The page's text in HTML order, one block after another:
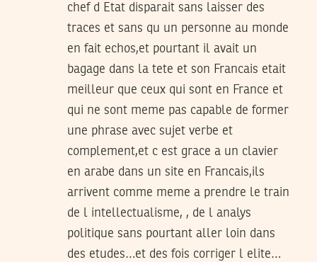
chef d Etat disparait sans laisser des
traces et sans qu un personne au monde
en fait echos,et pourtant il avait un
bagage dans la tete et son Francais etait
meilleur que ceux qui sont en France et
qui ne sont meme pas capable de former
une phrase avec sujet verbe et
complement,et c est grace a un clavier
en arabe dans un site en Francais,ils
arrivent comme meme a prendre le train
de l intellectualisme, , de l analys
politique sans pourtant aller loin dans
des etudes…et des fois corriger l elite…